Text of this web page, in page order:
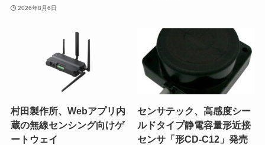
2026年8月6日
村田製作所、Webアプリ内
蔵の無線センシング向けゲ
ートウェイ
センサテック、高感度シー
ルドタイプ静電容量形近接
センサ「形CD-C12」発売